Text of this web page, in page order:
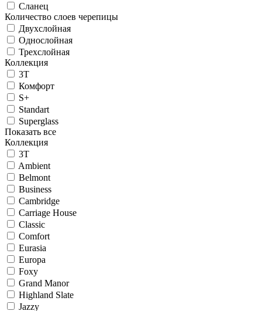
Сланец
Количество слоев черепицы
Двухслойная
Однослойная
Трехслойная
Коллекция
3T
Комфорт
S+
Standart
Superglass
Показать все
Коллекция
3T
Ambient
Belmont
Business
Cambridge
Carriage House
Classic
Comfort
Eurasia
Europa
Foxy
Grand Manor
Highland Slate
Jazzy